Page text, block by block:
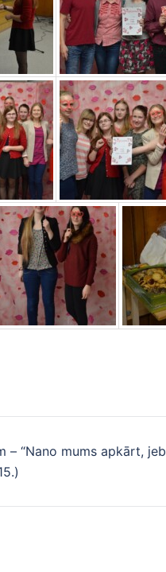
– “Nano mums apkārt, jeb